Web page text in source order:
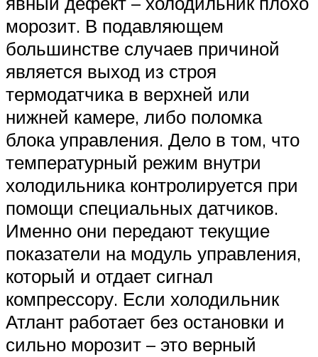
морозит. В подавляющем
большинстве случаев причиной
является выход из строя
термодатчика в верхней или
нижней камере, либо поломка
блока управления. Дело в том, что
температурный режим внутри
холодильника контролируется при
помощи специальных датчиков.
Именно они передают текущие
показатели на модуль управления,
который и отдает сигнал
компрессору. Если холодильник
Атлант работает без остановки и
сильно морозит – это верный